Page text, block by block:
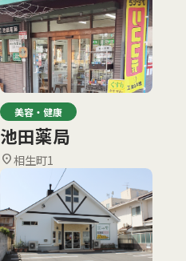
美容・健康
池田薬局
location_on相生町1